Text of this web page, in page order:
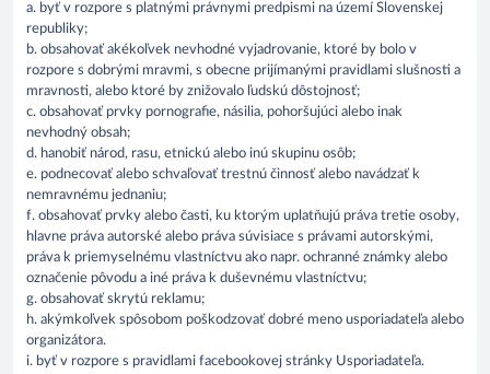
a. byť v rozpore s platnými právnymi predpismi na území Slovenskej
republiky;
b. obsahovať akékoľvek nevhodné vyjadrovanie, ktoré by bolo v
rozpore s dobrými mravmi, s obecne prijímanými pravidlami slušnosti a
mravnosti, alebo ktoré by znižovalo ľudskú dôstojnosť;
c. obsahovať prvky pornografie, násilia, pohoršujúci alebo inak
nevhodný obsah;
d. hanobiť národ, rasu, etnickú alebo inú skupinu osôb;
e. podnecovať alebo schvaľovať trestnú činnosť alebo navádzať k
nemravnému jednaniu;
f. obsahovať prvky alebo časti, ku ktorým uplatňujú práva tretie osoby,
hlavne práva autorské alebo práva súvisiace s právami autorskými,
práva k priemyselnému vlastníctvu ako napr. ochranné známky alebo
označenie pôvodu a iné práva k duševnému vlastníctvu;
g. obsahovať skrytú reklamu;
h. akýmkoľvek spôsobom poškodzovať dobré meno usporiadateľa alebo
organizátora.
i. byť v rozpore s pravidlami facebookovej stránky Usporiadateľa.